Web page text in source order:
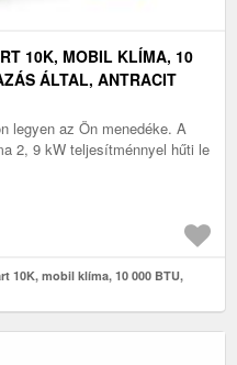
10K, MOBIL KLÍMA, 10
ÁLTAL, ANTRACIT
legyen az Ön menedéke. A
2, 9 kW teljesítménnyel hűti le
10K, mobil klíma, 10 000 BTU,